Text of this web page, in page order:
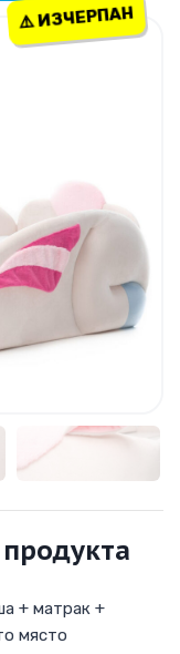
⚠️ ИЗЧЕРПАН
+ матрак +
място